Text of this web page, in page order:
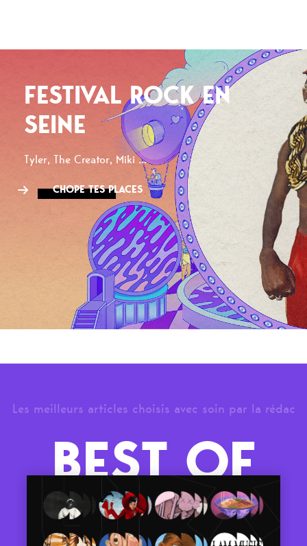
FESTIVAL ROCK EN
SEINE
Tyler, The Creator, Miki ...
CHOPE TES PLACES
Les meilleurs articles choisis avec soin par la rédac
BEST OF